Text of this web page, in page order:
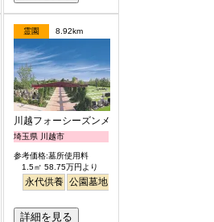
ガーデニング 公園墓地
霊園 8.92km
川越フォーシーズンメモリアル
埼玉県 川越市
参考価格:墓所使用料
1.5㎡ 58.75万円より
永代供養 公園墓地
詳細を見る